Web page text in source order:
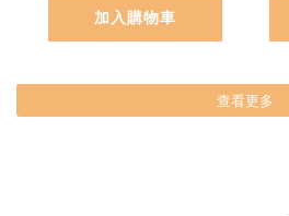
加入購物車
查看更多